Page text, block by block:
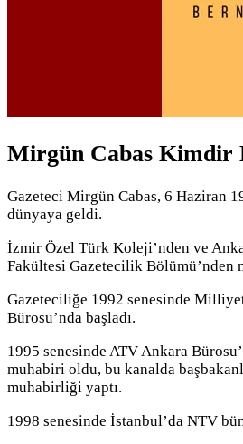
Mirgün Cabas Kimdir
Gazeteci Mirgün Cabas, 6 Haziran
dünyaya geldi.
İzmir Özel Türk Koleji’nden ve
Fakültesi Gazetecilik Bölümü’nden
Gazeteciliğe 1992 senesinde
Bürosu’nda başladı.
1995 senesinde ATV Ankara
muhabiri oldu, bu kanalda
muhabirliği yaptı.
1998 senesinde İstanbul’da NTV